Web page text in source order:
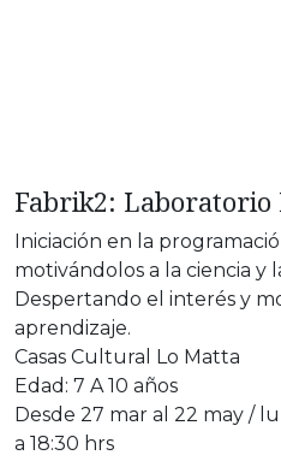
Fabrik2: Laboratorio
Iniciación en la
motivándolos a la ciencia y
Despertando el interés y
aprendizaje.
Casas Cultural Lo Matta
Edad: 7 A 10 años
Desde 27 mar al 22 may /
a 18:30 hrs